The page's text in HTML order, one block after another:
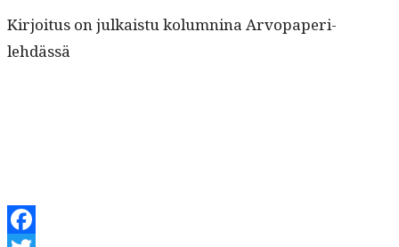
Kir­joi­tus on julka­istu kolumn­i­na Arvopaperi-
lehdässä